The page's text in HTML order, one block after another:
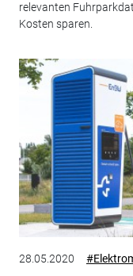
relevanten
Kosten sparen.
28.05.2020